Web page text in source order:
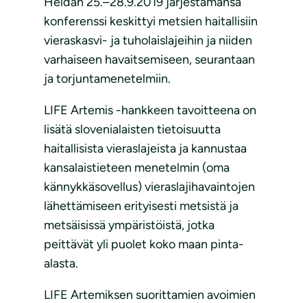
konferenssi keskittyi metsien haitallisiin
vieraskasvi- ja tuholaislajeihin ja niiden
varhaiseen havaitsemiseen, seurantaan
ja torjuntamenetelmiin.
LIFE Artemis -hankkeen tavoitteena on
lisätä slovenialaisten tietoisuutta
haitallisista vieraslajeista ja kannustaa
kansalaistieteen menetelmin (oma
kännykkäsovellus) vieraslajihavaintojen
lähettämiseen erityisesti metsistä ja
metsäisissä ympäristöistä, jotka
peittävät yli puolet koko maan pinta-
alasta.
LIFE Artemiksen suorittamien avoimien